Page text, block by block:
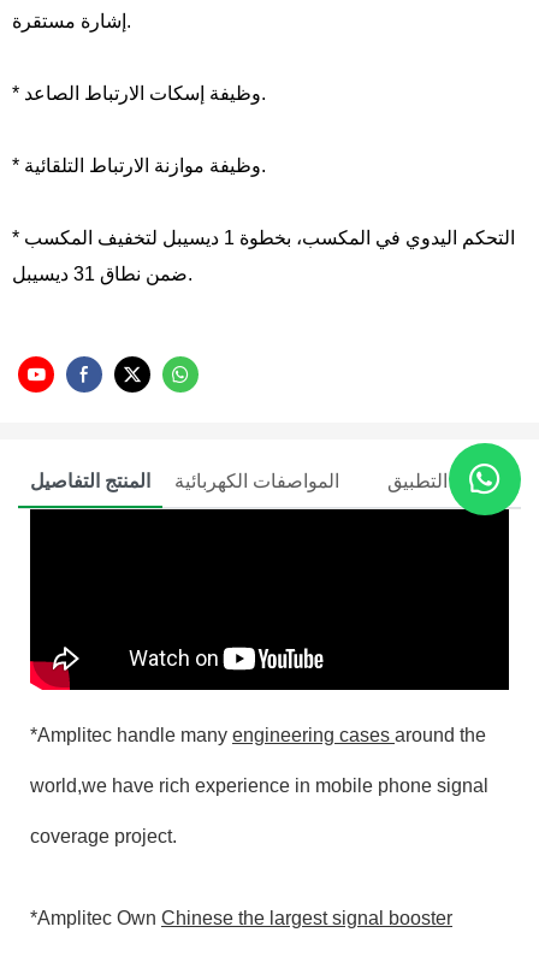
إشارة مستقرة.
* وظيفة إسكات الارتباط الصاعد.
* وظيفة موازنة الارتباط التلقائية.
* التحكم اليدوي في المكسب، بخطوة 1 ديسيبل لتخفيف المكسب
ضمن نطاق 31 ديسيبل.
المنتج التفاصيل المواصفات الكهربائية مخطط التطبيق
*Amplitec handle many engineering cases around the
world,we have rich experience in mobile phone signal
coverage project.
*Amplitec Own Chinese the largest signal booster